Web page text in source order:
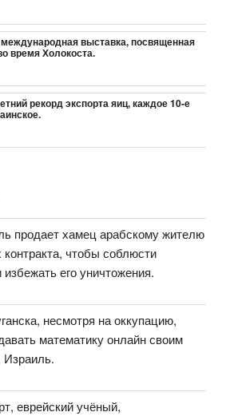
выставка, посвященная
время Холокоста.
рекорд экспорта яиц, каждое 10-е
продает хамец арабскому жителю
чтобы соблюсти
его уничтожения.
несмотря на оккупацию,
математику онлайн своим
еврейский учёный,